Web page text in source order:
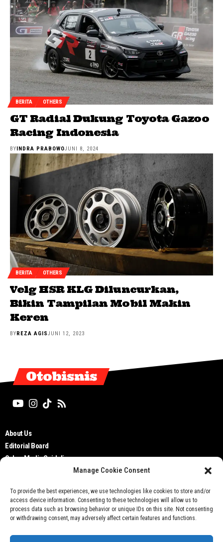
Manage Cookie Consent
To provide the best experiences, we use technologies like cookies to store and/or
access device information. Consenting to these technologies will allow us to
process data such as browsing behavior or unique IDs on this site. Not consenting
or withdrawing consent, may adversely affect certain features and functions.
BERITA OTHERS
GT Radial Dukung Toyota Gazoo
Racing Indonesia
BYINDRA PRABOWOJUNI 8, 2024
BERITA OTHERS
Velg HSR KLG Diluncurkan,
Bikin Tampilan Mobil Makin
Keren
BYREZA AGISJUNI 12, 2023
Otobisnis
About Us
Editorial Board
Cyber Media Guidelines
Privacy Policy
Contact Us